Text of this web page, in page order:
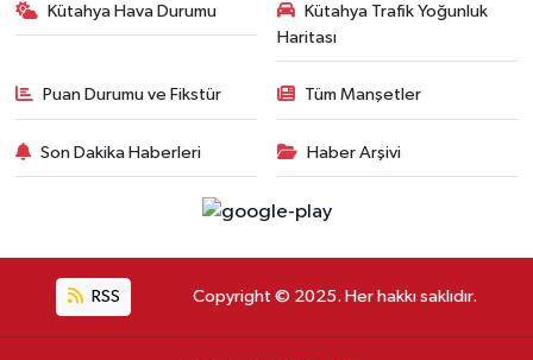
Kütahya Hava Durumu
Kütahya Trafik Yoğunluk
Haritası
Puan Durumu ve Fikstür Tüm Manşetler
Son Dakika Haberleri Haber Arşivi
RSS Copyright © 2025. Her hakkı saklıdır.